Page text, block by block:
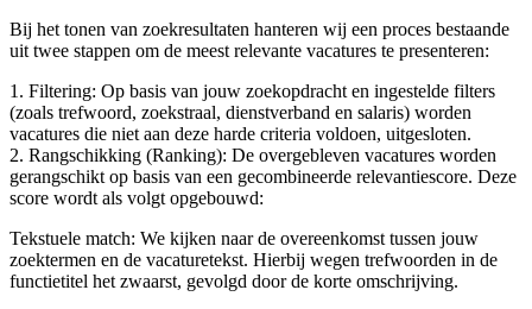
Bij het tonen van zoekresultaten hanteren wij een proces bestaande
uit twee stappen om de meest relevante vacatures te presenteren:
1. Filtering: Op basis van jouw zoekopdracht en ingestelde filters
(zoals trefwoord, zoekstraal, dienstverband en salaris) worden
vacatures die niet aan deze harde criteria voldoen, uitgesloten.
2. Rangschikking (Ranking): De overgebleven vacatures worden
gerangschikt op basis van een gecombineerde relevantiescore. Deze
score wordt als volgt opgebouwd:
Tekstuele match: We kijken naar de overeenkomst tussen jouw
zoektermen en de vacaturetekst. Hierbij wegen trefwoorden in de
functietitel het zwaarst, gevolgd door de korte omschrijving.